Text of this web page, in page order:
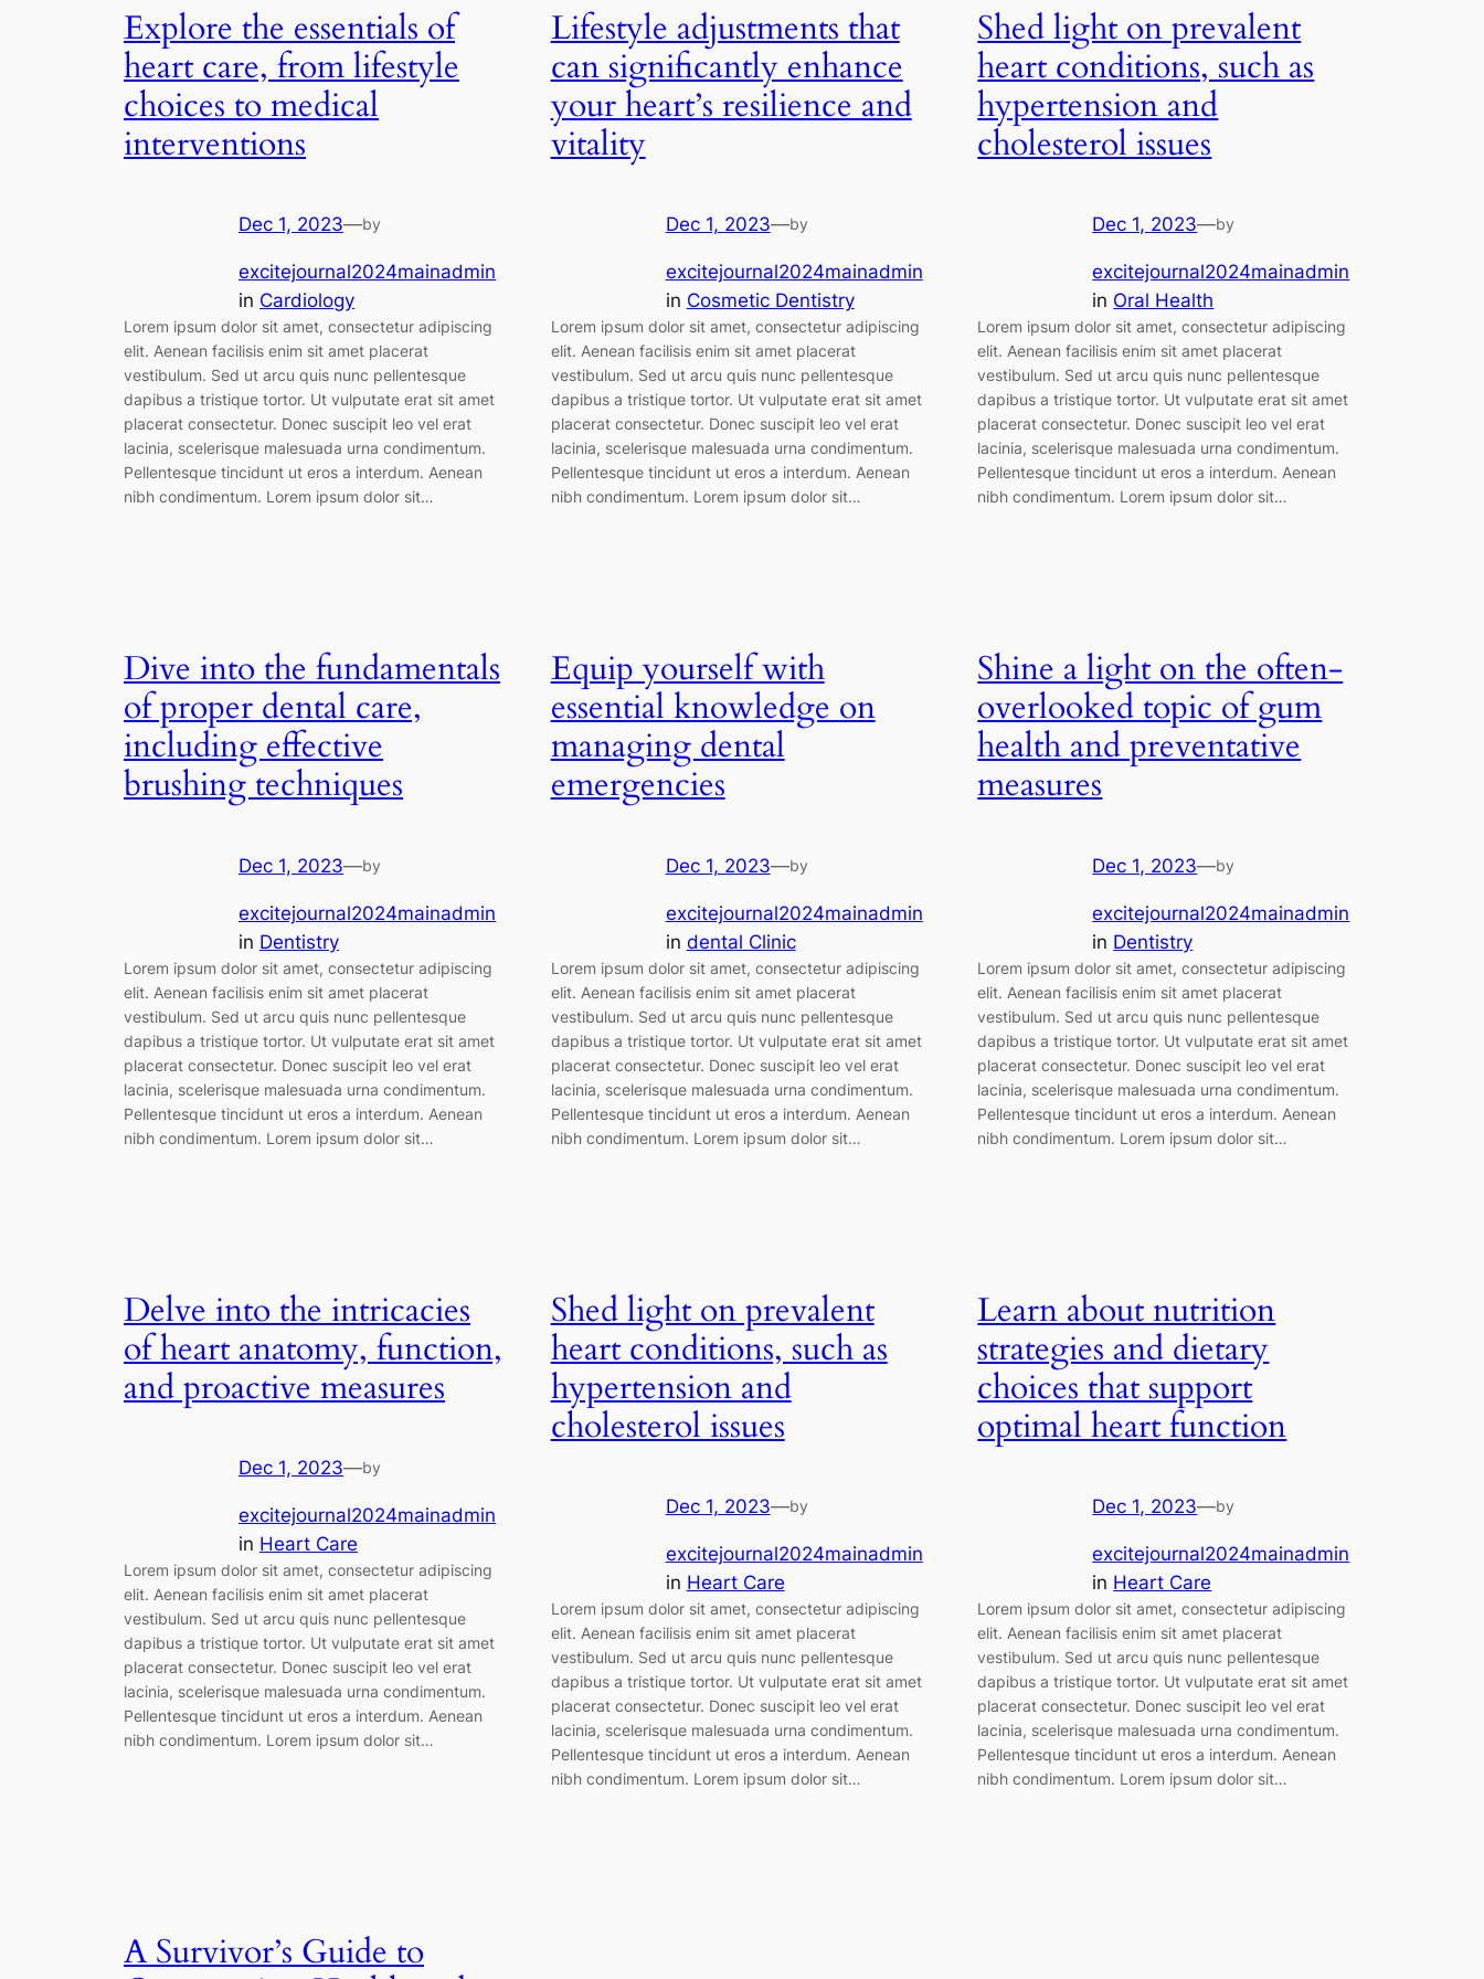
Explore the essentials of
heart care, from lifestyle
choices to medical
interventions
Dec 1, 2023—by
excitejournal2024mainadmin
in Cardiology
Lorem ipsum dolor sit amet, consectetur adipiscing
elit. Aenean facilisis enim sit amet placerat
vestibulum. Sed ut arcu quis nunc pellentesque
dapibus a tristique tortor. Ut vulputate erat sit amet
placerat consectetur. Donec suscipit leo vel erat
lacinia, scelerisque malesuada urna condimentum.
Pellentesque tincidunt ut eros a interdum. Aenean
nibh condimentum. Lorem ipsum dolor sit…
Lifestyle adjustments that
can significantly enhance
your heart’s resilience and
vitality
Dec 1, 2023—by
excitejournal2024mainadmin
in Cosmetic Dentistry
Lorem ipsum dolor sit amet, consectetur adipiscing
elit. Aenean facilisis enim sit amet placerat
vestibulum. Sed ut arcu quis nunc pellentesque
dapibus a tristique tortor. Ut vulputate erat sit amet
placerat consectetur. Donec suscipit leo vel erat
lacinia, scelerisque malesuada urna condimentum.
Pellentesque tincidunt ut eros a interdum. Aenean
nibh condimentum. Lorem ipsum dolor sit…
Shed light on prevalent
heart conditions, such as
hypertension and
cholesterol issues
Dec 1, 2023—by
excitejournal2024mainadmin
in Oral Health
Lorem ipsum dolor sit amet, consectetur adipiscing
elit. Aenean facilisis enim sit amet placerat
vestibulum. Sed ut arcu quis nunc pellentesque
dapibus a tristique tortor. Ut vulputate erat sit amet
placerat consectetur. Donec suscipit leo vel erat
lacinia, scelerisque malesuada urna condimentum.
Pellentesque tincidunt ut eros a interdum. Aenean
nibh condimentum. Lorem ipsum dolor sit…
Dive into the fundamentals
of proper dental care,
including effective
brushing techniques
Dec 1, 2023—by
excitejournal2024mainadmin
in Dentistry
Lorem ipsum dolor sit amet, consectetur adipiscing
elit. Aenean facilisis enim sit amet placerat
vestibulum. Sed ut arcu quis nunc pellentesque
dapibus a tristique tortor. Ut vulputate erat sit amet
placerat consectetur. Donec suscipit leo vel erat
lacinia, scelerisque malesuada urna condimentum.
Pellentesque tincidunt ut eros a interdum. Aenean
nibh condimentum. Lorem ipsum dolor sit…
Equip yourself with
essential knowledge on
managing dental
emergencies
Dec 1, 2023—by
excitejournal2024mainadmin
in dental Clinic
Lorem ipsum dolor sit amet, consectetur adipiscing
elit. Aenean facilisis enim sit amet placerat
vestibulum. Sed ut arcu quis nunc pellentesque
dapibus a tristique tortor. Ut vulputate erat sit amet
placerat consectetur. Donec suscipit leo vel erat
lacinia, scelerisque malesuada urna condimentum.
Pellentesque tincidunt ut eros a interdum. Aenean
nibh condimentum. Lorem ipsum dolor sit…
Shine a light on the often-
overlooked topic of gum
health and preventative
measures
Dec 1, 2023—by
excitejournal2024mainadmin
in Dentistry
Lorem ipsum dolor sit amet, consectetur adipiscing
elit. Aenean facilisis enim sit amet placerat
vestibulum. Sed ut arcu quis nunc pellentesque
dapibus a tristique tortor. Ut vulputate erat sit amet
placerat consectetur. Donec suscipit leo vel erat
lacinia, scelerisque malesuada urna condimentum.
Pellentesque tincidunt ut eros a interdum. Aenean
nibh condimentum. Lorem ipsum dolor sit…
Delve into the intricacies
of heart anatomy, function,
and proactive measures
Dec 1, 2023—by
excitejournal2024mainadmin
in Heart Care
Lorem ipsum dolor sit amet, consectetur adipiscing
elit. Aenean facilisis enim sit amet placerat
vestibulum. Sed ut arcu quis nunc pellentesque
dapibus a tristique tortor. Ut vulputate erat sit amet
placerat consectetur. Donec suscipit leo vel erat
lacinia, scelerisque malesuada urna condimentum.
Pellentesque tincidunt ut eros a interdum. Aenean
nibh condimentum. Lorem ipsum dolor sit…
Shed light on prevalent
heart conditions, such as
hypertension and
cholesterol issues
Dec 1, 2023—by
excitejournal2024mainadmin
in Heart Care
Lorem ipsum dolor sit amet, consectetur adipiscing
elit. Aenean facilisis enim sit amet placerat
vestibulum. Sed ut arcu quis nunc pellentesque
dapibus a tristique tortor. Ut vulputate erat sit amet
placerat consectetur. Donec suscipit leo vel erat
lacinia, scelerisque malesuada urna condimentum.
Pellentesque tincidunt ut eros a interdum. Aenean
nibh condimentum. Lorem ipsum dolor sit…
Learn about nutrition
strategies and dietary
choices that support
optimal heart function
Dec 1, 2023—by
excitejournal2024mainadmin
in Heart Care
Lorem ipsum dolor sit amet, consectetur adipiscing
elit. Aenean facilisis enim sit amet placerat
vestibulum. Sed ut arcu quis nunc pellentesque
dapibus a tristique tortor. Ut vulputate erat sit amet
placerat consectetur. Donec suscipit leo vel erat
lacinia, scelerisque malesuada urna condimentum.
Pellentesque tincidunt ut eros a interdum. Aenean
nibh condimentum. Lorem ipsum dolor sit…
A Survivor’s Guide to